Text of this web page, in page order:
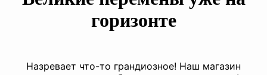
горизонте
Назревает что-то грандиозное! Наш магазин